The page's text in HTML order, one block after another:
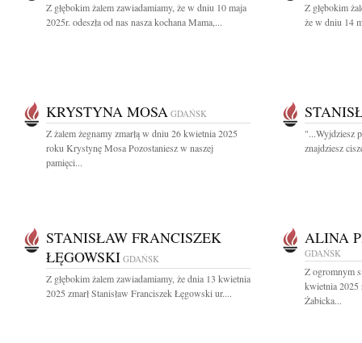
Z głębokim żalem zawiadamiamy, że w dniu 10 maja
2025r. odeszła od nas nasza kochana Mama,...
Z głębokim
że w dniu 14
KRYSTYNA MOSA GDAŃSK
Z żalem żegnamy zmarłą w dniu 26 kwietnia 2025
roku Krystynę Mosa Pozostaniesz w naszej
pamięci...
"...Wyjdziesz
znajdziesz
STANISŁAW FRANCISZEK
ŁĘGOWSKI GDAŃSK
Z głębokim żalem zawiadamiamy, że dnia 13 kwietnia
2025 zmarł Stanisław Franciszek Łęgowski ur....
ALINA
GDAŃSK
Z ogromnym
kwietnia 2025
Żabicka...